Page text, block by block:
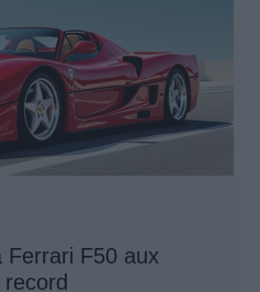
Ferrari F50 aux